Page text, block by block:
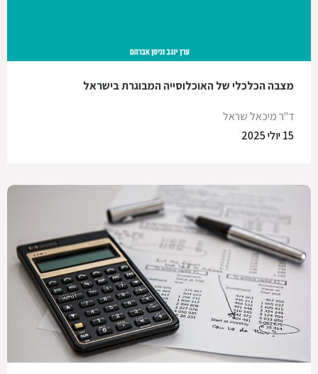
מצבה הכלכלי של האוכלוסייה המבוגרת בישראל
ד"ר מיכאל שראל
15 יולי 2025